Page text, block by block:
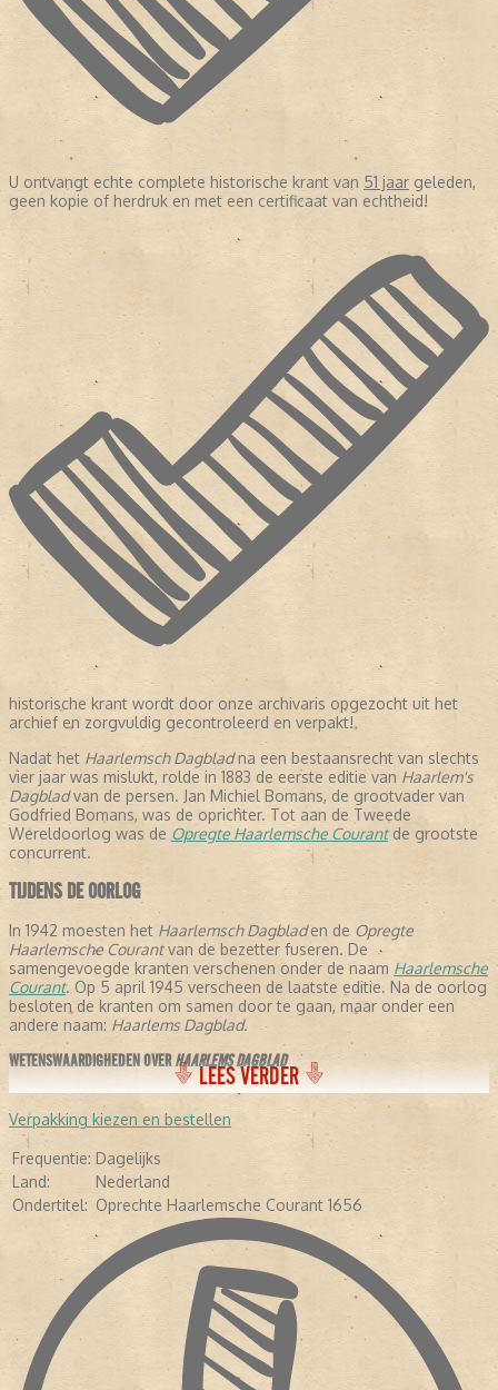
U ontvangt echte complete historische krant van 51 jaar geleden,
geen kopie of herdruk en met een certificaat van echtheid!
historische krant wordt door onze archivaris opgezocht uit het
archief en zorgvuldig gecontroleerd en verpakt!
Nadat het Haarlemsch Dagbladna een bestaansrecht van slechts
vier jaar was mislukt, rolde in 1883 de eerste editie van Haarlem's
Dagbladvan de persen. Jan Michiel Bomans, de grootvader van
Godfried Bomans, was de oprichter. Tot aan de Tweede
Wereldoorlog was de Opregte Haarlemsche Courantde grootste
concurrent.
TIJDENS DE OORLOG
In 1942 moesten het Haarlemsch Dagbladen de Opregte
Haarlemsche Courantvan de bezetter fuseren. De
samengevoegde kranten verschenen onder de naam Haarlemsche
Courant. Op 5 april 1945 verscheen de laatste editie. Na de oorlog
besloten de kranten om samen door te gaan, maar onder een
andere naam: Haarlems Dagblad.
WETENSWAARDIGHEDEN OVERHAARLEMS DAGBLAD
- De krant stelt dat ze de oudste krant verschijnende krant ter
wereld is, omdat ze is samengegaan met de
Courant
- In de negentiende eeuw schreven een aantal letterkundigen voor
de krant: Conrad Busken Huet en Eduard Douwes Dekker, beter
bekend als Multatuli.
- In 1948 kreeg de krant de toevoeging:Oprechte haarlemsche
Courant 1656.
In 2005 veranderde de avondkrant in een ochtendkrant.
- Diverse bekende Nederlanders hebben voor de krant geschreven,
waaronder Pim Fortuyn, Mart Smeets, Brigitte Kaandorp en Heleen
van Royen.
- In april 2013 verscheen de krant voor het eerst als tabloid.
LEES VERDER
Verpakking kiezen en bestellen
Frequentie: Dagelijks
Land:
Nederland
Ondertitel: Oprechte Haarlemsche Courant 1656